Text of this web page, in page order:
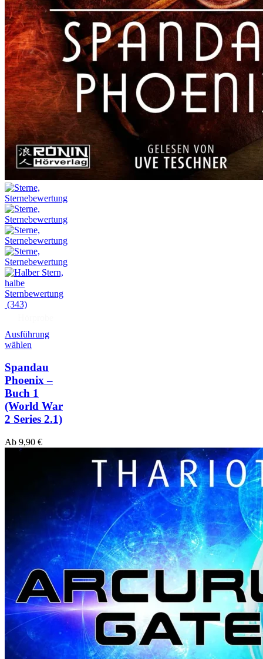
(343)
Ausführung
wählen
Spandau
Phoenix –
Buch 1
(World War
2 Series 2.1)
Ab 9,90 €